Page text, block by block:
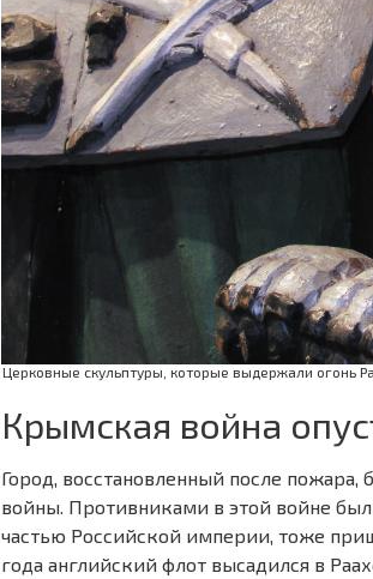
Церковные скульптуры, которые выдержали огонь
Крымская война
Город, восстановленный после
войны. Противниками в этой войне
частью Российской империи, тоже
года английский флот высадился в